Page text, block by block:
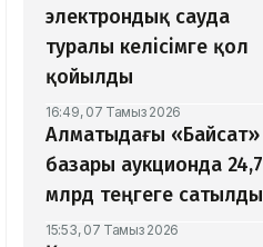
электрондық сауда
туралы келісімге қол
қойылды
16:49, 07 Тамыз 2026
Алматыдағы «Байсат»
базары аукционда 24,7
млрд теңгеге сатылды
15:53, 07 Тамыз 2026